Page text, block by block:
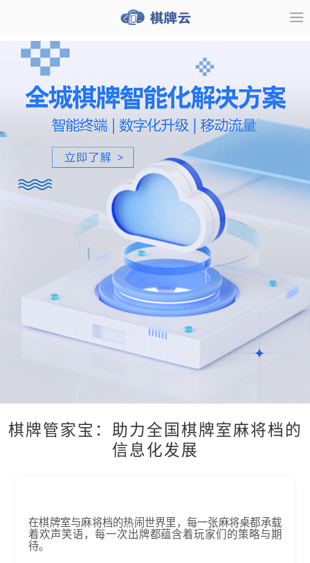
棋牌管家宝：助力全国棋牌室麻将档的
信息化发展
在棋牌室与麻将档的热闹世界里，每一张麻将桌都承载
着欢声笑语，每一次出牌都蕴含着玩家们的策略与期
待。